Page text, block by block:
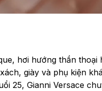
hơi hướng thần
giày và phụ kiện
25, Gianni Versace